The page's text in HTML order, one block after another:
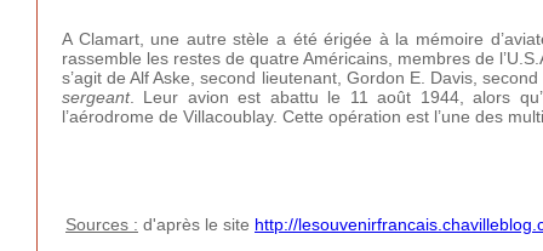
A Clamart, une autre stèle a été érigée à la mémoire
rassemble les restes de quatre Américains, membres de
s’agit de Alf Aske, second lieutenant, Gordon E. Davis,
sergeant. Leur avion est abattu le 11 août 1944, alors
l’aérodrome de Villacoublay. Cette opération est l’une des
Sources : d'après le site http://